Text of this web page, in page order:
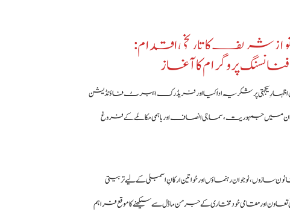
شریف کا تاریخی اقدام:
پروگرام کا آغاز
یکجہتی پر شکریہ ادا کیا اور فریڈرک ایبرٹ فاؤنڈیشن
دیتے ہوئے کہا کہ “یہ ادارہ گزشتہ 35 برسوں سے پاکستان میں جمہوریت، سماجی انصاف اور باہمی مکالمے کے فروغ
نوجوان رہنماؤں اور خواتین ارکانِ اسمبلی کے لیے تربیتی
اور مقامی خودمختاری کے جرمن ماڈل سے سیکھنے کا موقع فراہم